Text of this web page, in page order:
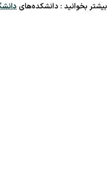
بیشتر بخوانید : دانشکده‌های